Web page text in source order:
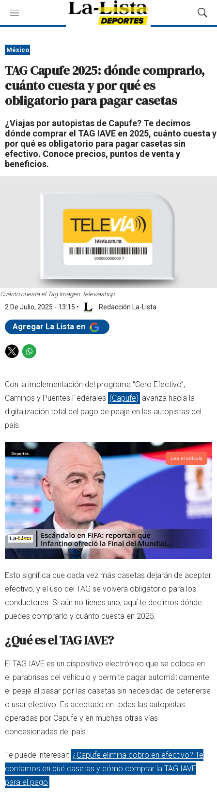
M
e
ú
M
o
a
r
u
e
México
TAG Capufe 2025: dónde comprarlo,
cuánto cuesta y por qué es
obligatorio para pagar casetas
¿Viajas por autopistas de Capufe? Te decimos
dónde comprar el TAG IAVE en 2025, cuánto cuesta y
por qué es obligatorio para pagar casetas sin
efectivo. Conoce precios, puntos de venta y
beneficios.
Cuánto cuesta el Tag.Imagen: televiashop
2 De Julio, 2025 - 13:15 • Redacción La-Lista
Agregar La Lista en
T
t
t
e
r
W
t
s
p
Con la implementación del programa “Cero Efectivo”,
Caminos y Puentes Federales (Capufe) avanza hacia la
digitalización total del pago de peaje en las autopistas del
país.
Lea el artículo
Esto significa que cada vez más casetas dejarán de aceptar
efectivo, y el uso del TAG se volverá obligatorio para los
conductores. Si aún no tienes uno, aquí te decimos dónde
puedes comprarlo y cuánto cuesta en 2025.
¿Qué es el TAG IAVE?
El TAG IAVE es un dispositivo electrónico que se coloca en
el parabrisas del vehículo y permite pagar automáticamente
el peaje al pasar por las casetas sin necesidad de detenerse
o usar efectivo. Es aceptado en todas las autopistas
operadas por Capufe y en muchas otras vías
concesionadas del país.
Te puede interesar: ¿Capufe elimina cobro en efectivo? Te
contamos en qué casetas y cómo comprar la TAG IAVE
para el pago